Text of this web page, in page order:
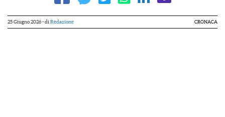
25 Giugno 2026- di Redazione CRONACA